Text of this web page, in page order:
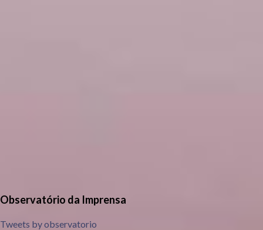
Observatório da Imprensa
Tweets by observatorio